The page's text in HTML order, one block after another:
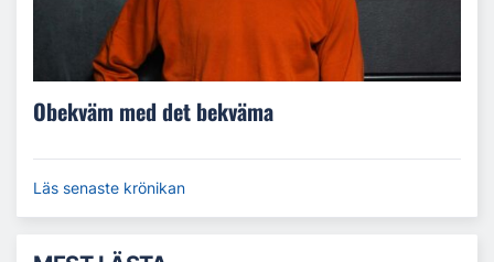
Obekväm med det bekväma
Läs senaste krönikan